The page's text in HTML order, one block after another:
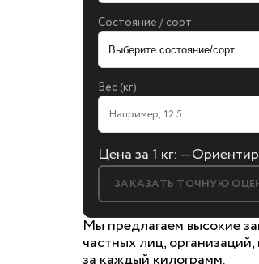
Состояние / сорт
Вес (кг)
Цена за 1 кг: —
ЗАКАЗАТЬ ТОЧНУЮ
Мы предлагаем высокие
частных лиц,